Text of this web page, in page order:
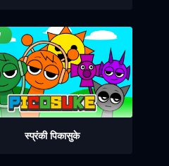
स्प्रंकी पिकासुके